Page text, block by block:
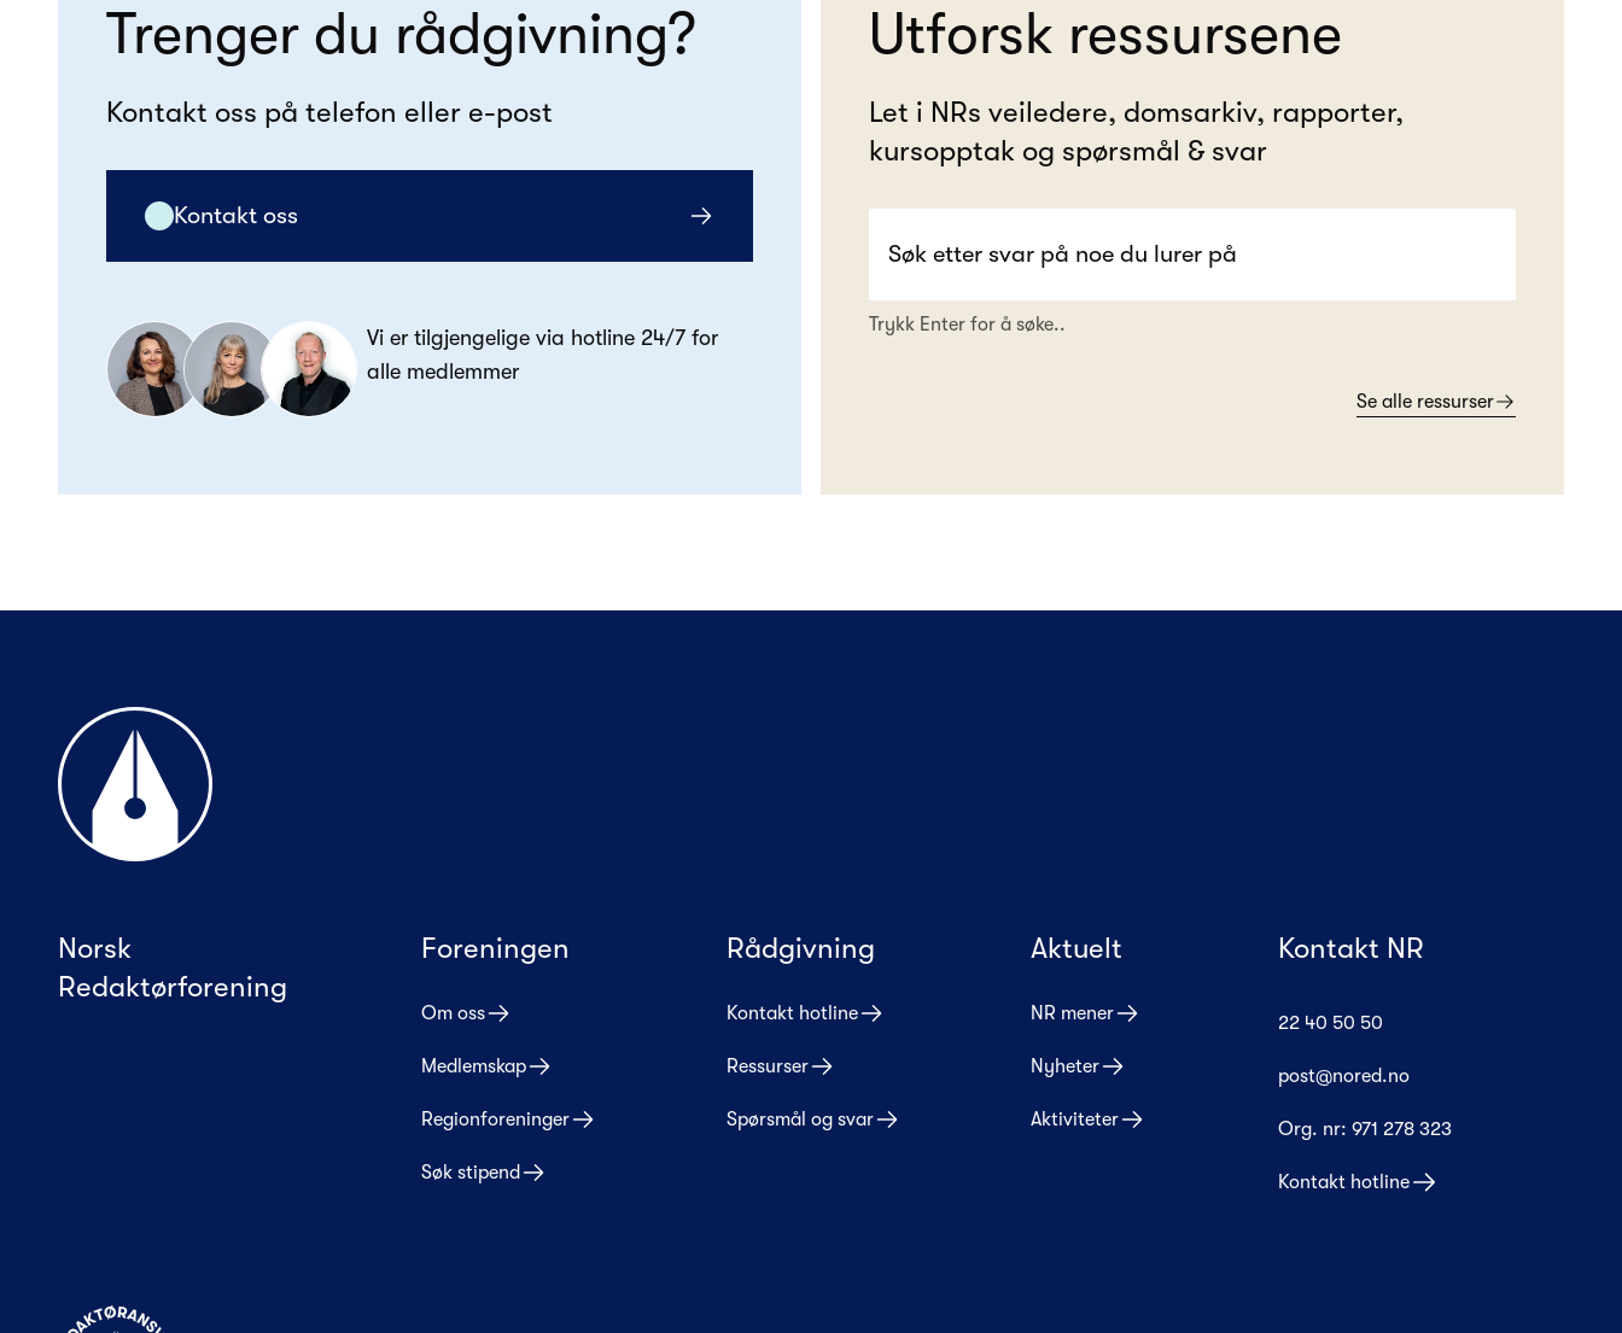
Trenger du rådgivning?
Kontakt oss på telefon eller e-post
Kontakt oss
Vi er tilgjengelige via hotline 24/7 for
alle medlemmer
Utforsk ressursene
Let i NRs veiledere, domsarkiv, rapporter,
kursopptak og spørsmål & svar
Trykk Enter for å søke..
Se alle ressurser
Til forsiden
Norsk
Redaktørforening
Foreningen
Om oss
Medlemskap
Regionforeninger
Søk stipend
Rådgivning
Kontakt hotline
Ressurser
Spørsmål og svar
Aktuelt
NR mener
Nyheter
Aktiviteter
Kontakt NR
22 40 50 50
post@nored.no
Org. nr:971 278 323
Kontakt hotline
Til forsiden